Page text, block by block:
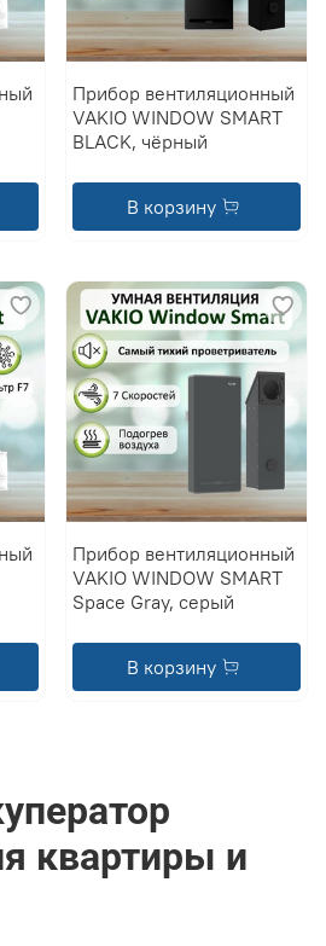
Прибор вентиляционный
VAKIO WINDOW SMART
BLACK, чёрный
В корзину
Прибор вентиляционный
VAKIO WINDOW SMART
Space Gray, серый
В корзину
квартиры и